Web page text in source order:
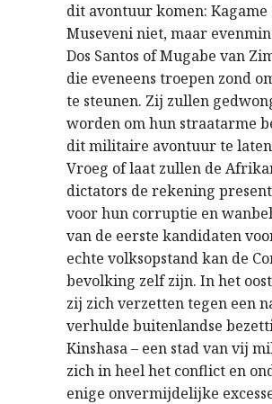
dit avontuur komen: Kagame
Museveni niet, maar
Dos Santos of Mugabe van
die eveneens troepen zond
te steunen. Zij zullen
worden om hun straatarme
dit militaire avontuur te
Vroeg of laat zullen de
dictators de rekening
voor hun corruptie en
van de eerste kandidaten
echte volksopstand kan de
bevolking zelf zijn. In het
zij zich verzetten tegen een
verhulde buitenlandse
Kinshasa – een stad van vij
zich in heel het conflict en
enige onvermijdelijke